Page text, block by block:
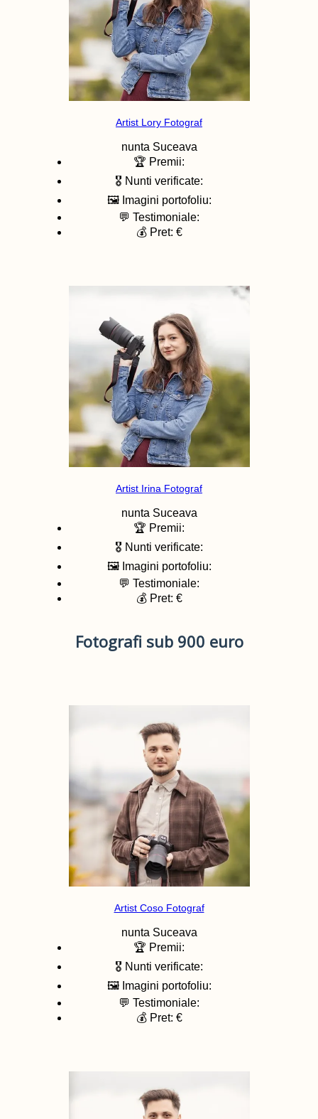
Artist Lory Fotograf
nunta Suceava
🏆 Premii:
🎖️ Nunti verificate:
🖼️ Imagini portofoliu:
💬 Testimoniale:
💰 Pret: €
Artist Irina Fotograf
nunta Suceava
🏆 Premii:
🎖️ Nunti verificate:
🖼️ Imagini portofoliu:
💬 Testimoniale:
💰 Pret: €
Fotografi sub 900 euro
Artist Coso Fotograf
nunta Suceava
🏆 Premii:
🎖️ Nunti verificate:
🖼️ Imagini portofoliu:
💬 Testimoniale:
💰 Pret: €